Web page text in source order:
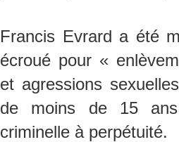
Francis Evrard a été
écroué pour «
et agressions
de moins de 15
criminelle à perpétuité.